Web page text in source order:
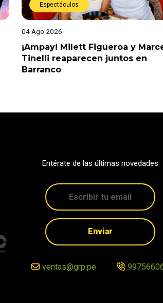
Espectáculos
04 Ago 2026
¡Ampay! Milett Figueroa y
Tinelli reaparecen juntos en
Barranco
Entérate de las últimas novedades
Enviar
ventas@grp.pe